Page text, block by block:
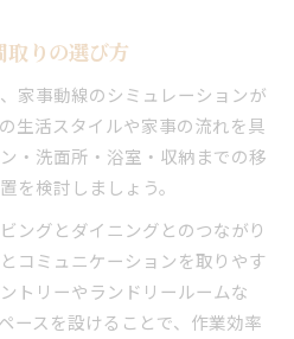
取りの選び方
家事動線のシミュレーションが
生活スタイルや家事の流れを具
・洗面所・浴室・収納までの移
を検討しましょう。
ングとダイニングとのつながり
コミュニケーションを取りやす
トリーやランドリールームな
ースを設けることで、作業効率